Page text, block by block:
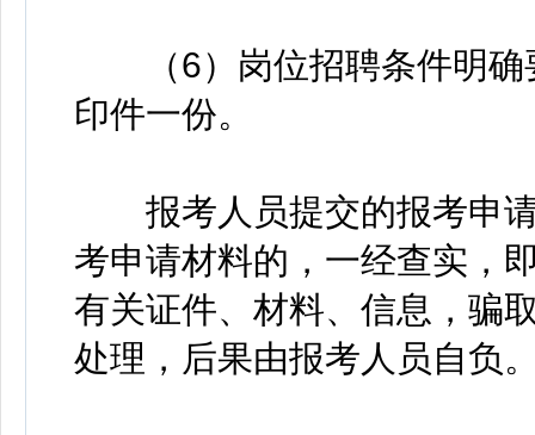
（6）岗位招聘条件明确
印件一份。
报考人员提交的报考申请
考申请材料的，一经查实，
有关证件、材料、信息，骗
处理，后果由报考人员自负